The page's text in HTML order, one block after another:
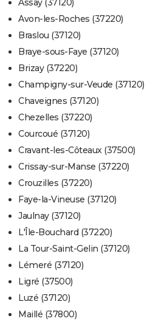
Avon-les-Roches (37220)
Braslou (37120)
Braye-sous-Faye (37120)
Brizay (37220)
Champigny-sur-Veude (37120)
Chaveignes (37120)
Chezelles (37220)
Courcoué (37120)
Cravant-les-Côteaux (37500)
Crissay-sur-Manse (37220)
Crouzilles (37220)
Faye-la-Vineuse (37120)
Jaulnay (37120)
L'Île-Bouchard (37220)
La Tour-Saint-Gelin (37120)
Lémeré (37120)
Ligré (37500)
Luzé (37120)
Maillé (37800)